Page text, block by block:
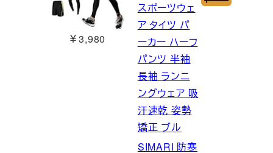
￥3,980
スポーツウェ
ア タイツ パ
ーカー ハーフ
パンツ 半袖
長袖 ランニ
ングウェア 吸
汗速乾 姿勢
矯正 ブル
SIMARI 防寒